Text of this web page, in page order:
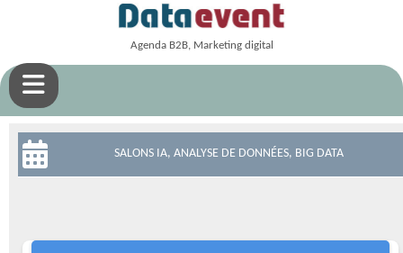
Agenda B2B, Marketing digital
SALONS IA, ANALYSE DE DONNÉES, BIG DATA